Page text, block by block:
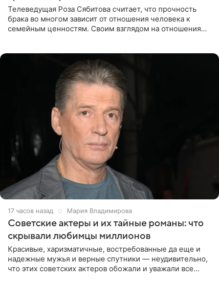
Телеведущая Роза Сябитова считает, что прочность
брака во многом зависит от отношения человека к
семейным ценностям. Своим взглядом на отношения
17 часов назад Мария Владимирова
Советские актеры и их тайные романы: что
скрывали любимцы миллионов
Красивые, харизматичные, востребованные да еще и
надежные мужья и верные спутники — неудивительно,
что этих советских актеров обожали и уважали все